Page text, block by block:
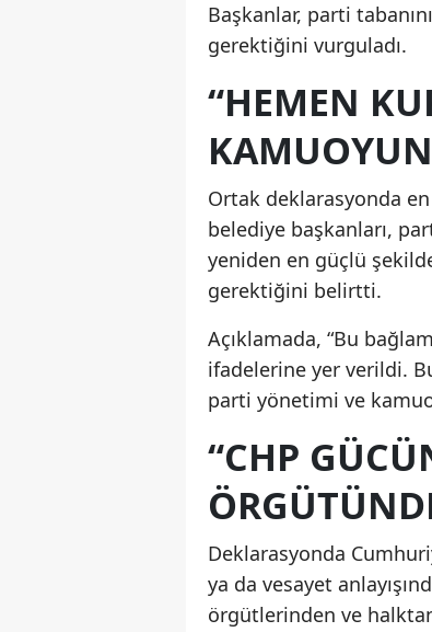
Başkanlar, parti
gerektiğini vurguladı.
“HEMEN
Ortak deklarasyonda
belediye başkanları,
yeniden en güçlü
gerektiğini belirtti.
Açıklamada, “Bu
ifadelerine yer verildi.
parti yönetimi ve
“CHP
Deklarasyonda
ya da vesayet
örgütlerinden ve